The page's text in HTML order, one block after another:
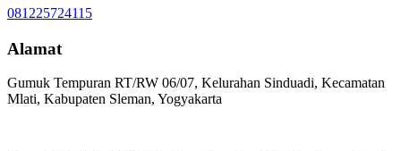
081225724115
Alamat
Gumuk Tempuran RT/RW 06/07, Kelurahan Sinduadi, Kecamatan
Mlati, Kabupaten Sleman, Yogyakarta